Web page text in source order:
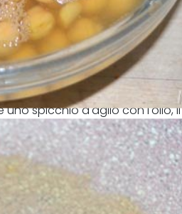
spicchio d'aglio con l'olio, il
a non bruciare le erbe.